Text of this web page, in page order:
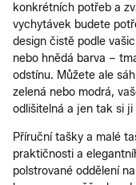
konkrétních potřeb a
vychytávek budete
design čistě podle
nebo hnědá barva –
odstínu. Můžete ale
zelená nebo modrá,
odlišitelná a jen tak si
Příruční tašky a malé
praktičnosti a
polstrované oddělení